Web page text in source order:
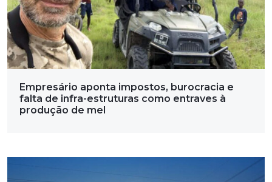
Empresário aponta impostos, burocracia e
falta de infra-estruturas como entraves à
produção de mel